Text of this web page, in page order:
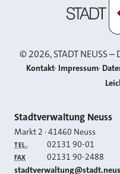
©2026, STADT NEUSS
Kontakt Impressum
Kontakt
Stadtverwaltung Neuss
Markt 2 ·41460 Neuss
TEL. 02131 90-01
FAX 02131 90-2488
E-MAIL